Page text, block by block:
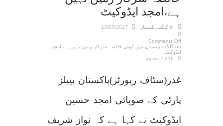
ہے،امجد ایڈوکیٹ
in گلگت بلتستان 13/07/2017
Comments Off
on گلگت بلتستان میں کوئی خالصہ سرکار زمین نہیں ہے،امجد
ایڈوکیٹ
2,216 Views
غذر(سٹاف رپورٹر)پاکستان پیپلز
پارٹی کے صوبائی امجد حسین
ایڈوکیٹ نے کہا ہے کہ نواز شریف